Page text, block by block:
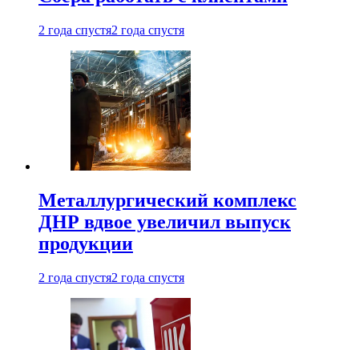
2 года спустя2 года спустя
Металлургический комплекс
ДНР вдвое увеличил выпуск
продукции
2 года спустя2 года спустя